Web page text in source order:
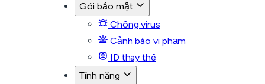
Gói bảo mật
Chống virus
Cảnh báo vi phạm
ID thay thế
Tính năng